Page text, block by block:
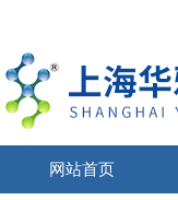
网站首页